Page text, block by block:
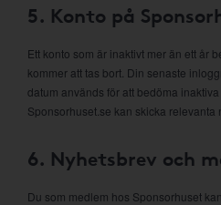
5. Konto på
Ett konto som är inaktivt mer än ett år
kommer att tas bort. Din senaste
datum används för att bedöma
Sponsorhuset.se kan skicka relevanta
6. Nyhetsbrev och
Du som medlem hos Sponsorhuset